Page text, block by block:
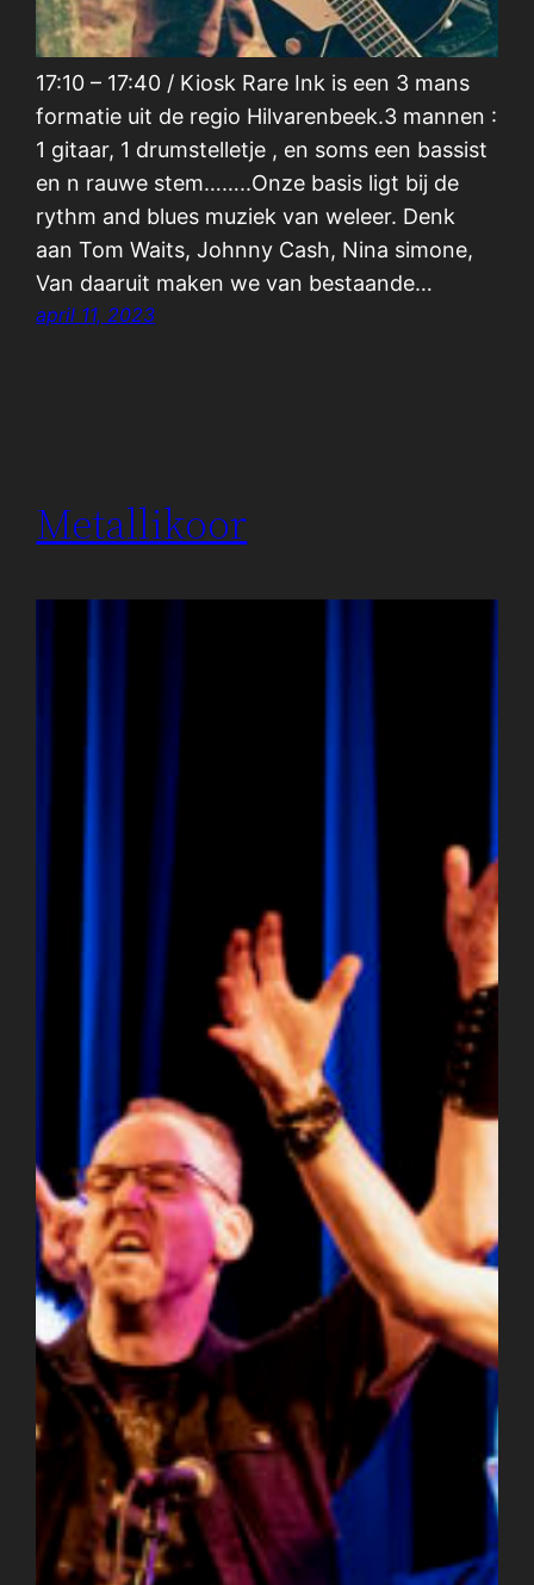
17:10 – 17:40 / Kiosk Rare Ink is een 3 mans
formatie uit de regio Hilvarenbeek.3 mannen :
1 gitaar, 1 drumstelletje , en soms een bassist
en n rauwe stem……..Onze basis ligt bij de
rythm and blues muziek van weleer. Denk
aan Tom Waits, Johnny Cash, Nina simone,
Van daaruit maken we van bestaande…
april 11, 2023
Metallikoor